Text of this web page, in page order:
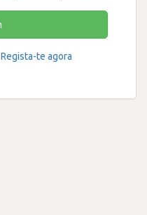
Regista-te agora